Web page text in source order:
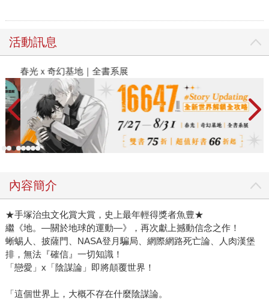
活動訊息
春光ｘ奇幻基地｜全書系展
內容簡介
★手塚治虫文化賞大賞，史上最年輕得獎者魚豊★
繼《地。—關於地球的運動—》，再次獻上撼動信念之作！
蜥蜴人、披薩門、NASA登月騙局、網際網路死亡論、人肉漢堡
排，無法『確信』一切知識！
「戀愛」x「陰謀論」即將顛覆世界！
「這個世界上，大概不存在什麼陰謀論。